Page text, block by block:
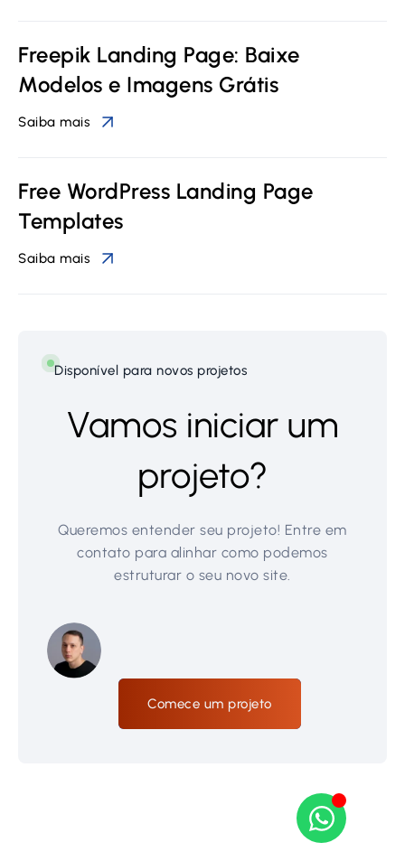
Freepik Landing Page: Baixe
Modelos e Imagens Grátis
Saiba mais
Free WordPress Landing Page
Templates
Saiba mais
Disponível para novos projetos
Vamos iniciar um
projeto?
Queremos entender seu projeto! Entre em
contato para alinhar como podemos
estruturar o seu novo site.
Comece um projeto